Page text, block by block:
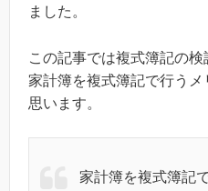
ました。
この記事では複式簿記の検
家計簿を複式簿記で行う
思います。
家計簿を複式簿記